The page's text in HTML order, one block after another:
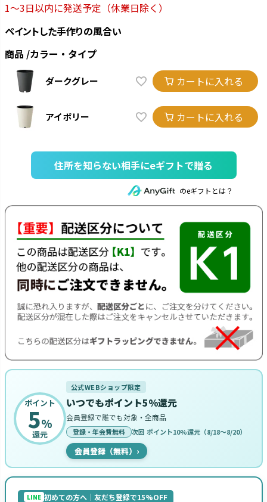
1～3日以内に発送予定 （休業日除く）
ペイントした手作りの風合い
商品 カラー・タイプ
ダークグレー カートに入れる
アイボリー カートに入れる
住所を知らない相手にeギフトで贈る
のeギフトとは？
ポイント
5%
還元
公式WEBショップ限定
いつでもポイント5%還元
会員登録で誰でも対象・全商品
登録・年会費無料 次回 ポイント10%還元（8/18〜8/20）
会員登録（無料） ›
LINE 初めての方へ｜友だち登録で15%OFF